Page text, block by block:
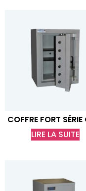
COFFRE FORT
LIRE LA SUITE